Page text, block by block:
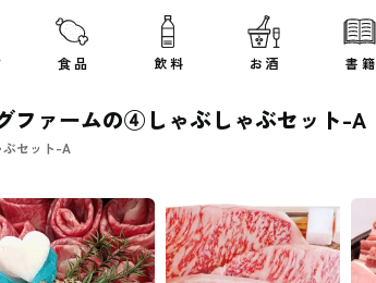
食 品 飲 料 お 酒 書 籍
ファームの④しゃぶしゃぶセット-A
ぶセット-A